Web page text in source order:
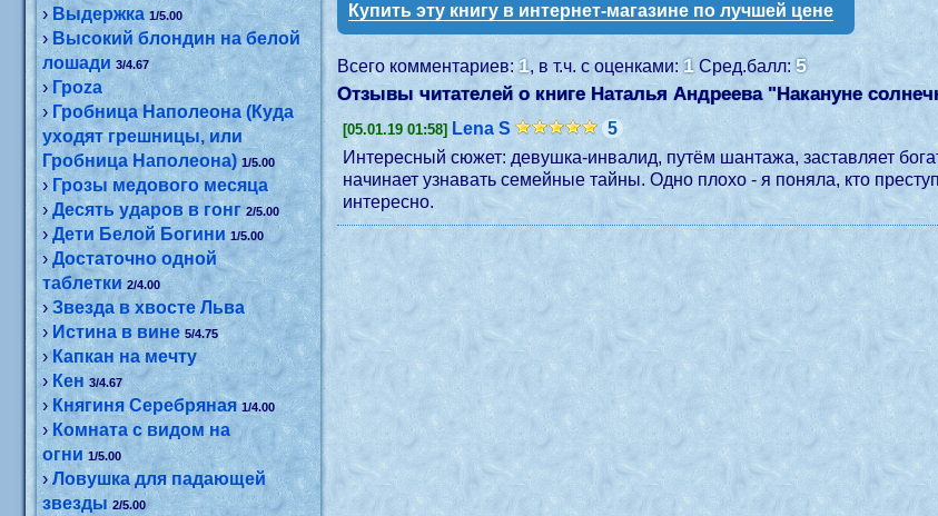
›Выдержка 1/5.00
› Высокий блондин на белой
лошади 3/4.67
› Гроzа
›Гробница Наполеона (Куда
уходят грешницы, или
Гробница Наполеона) 1/5.00
›Грозы медового месяца
›Десять ударов в гонг 2/5.00
›Дети Белой Богини 1/5.00
›Достаточно одной
таблетки 2/4.00
›Звезда в хвосте Льва
›Истина в вине 5/4.75
› Капкан на мечту
›Кен 3/4.67
› Княгиня Серебряная 1/4.00
›Комната с видом на
огни 1/5.00
›Ловушка для падающей
звезды 2/5.00
Купить эту книгу в интернет-магазине по лучшей цене
Всего комментариев:1, в т.ч. с оценками: 1 Сред.балл:5
Отзывы читателей о книге Наталья Андреева "Накануне
[05.01.19 01:58] Lena S
5
Интересный сюжет: девушка-инвалид, путём шантажа, заставляет
начинает узнавать семейные тайны. Одно плохо - я поняла, кто
интересно.